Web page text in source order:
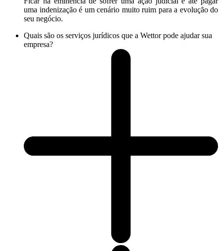
uma indenização é um cenário muito ruim para a evolução do
seu negócio.
Quais são os serviços jurídicos que a Wettor pode ajudar sua
empresa?